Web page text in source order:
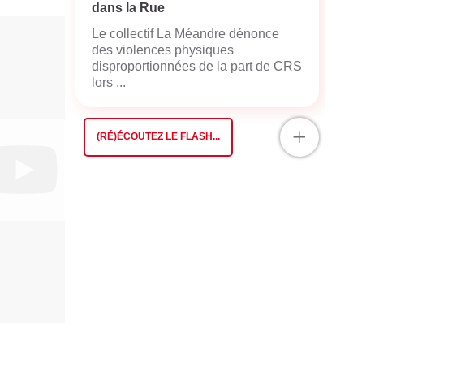
dans la Rue
Le collectif La Méandre dénonce
des violences physiques
disproportionnées de la part de CRS
lors ...
(RÉ)ÉCOUTEZ LE FLASH... +